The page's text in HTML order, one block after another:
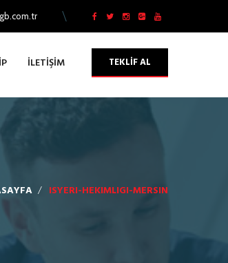
İLETİŞİM TEKLİF AL
ISYERI-HEKIMLIGI-MERSIN